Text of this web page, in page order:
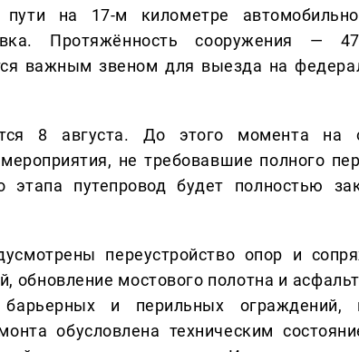
пути на 17-м километре
Протяжённость сооружения —
важным звеном для выезда на
8 августа. До этого момента на
не требовавшие полного
этапа путепровод будет полностью
переустройство опор и
обновление мостового полотна и
и перильных ограждений,
обусловлена техническим